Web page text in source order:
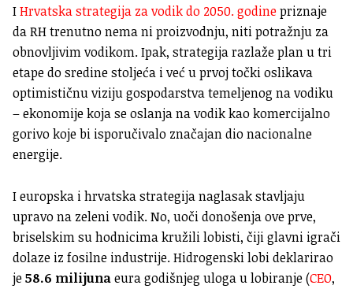
IHrvatska strategija za vodik do 2050. godinepriznaje
da RH trenutno nema ni proizvodnju, niti potražnju za
obnovljivim vodikom. Ipak, strategija razlaže plan u tri
etape do sredine stoljeća i već u prvoj točki oslikava
optimističnu viziju gospodarstva temeljenog na vodiku
– ekonomije koja se oslanja na vodik kao komercijalno
gorivo koje bi isporučivalo značajan dio nacionalne
energije.
I europska i hrvatska strategija naglasak stavljaju
upravo na zeleni vodik. No, uoči donošenja ove prve,
briselskim su hodnicima kružili lobisti, čiji glavni igrači
dolaze iz fosilne industrije. Hidrogenski lobi deklarirao
je58.6 milijunaeura godišnjeg uloga u lobiranje (CEO,